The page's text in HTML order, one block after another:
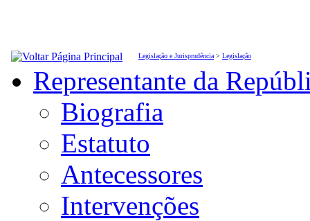
Legislação e Jurisprudência > Legislação
Representante da
Biografia
Estatuto
Antecessores
Intervenções